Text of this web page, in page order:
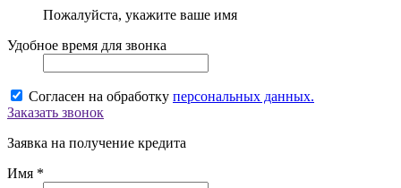
Пожалуйста, укажите ваше имя
Удобное время для звонка
Согласен на обработку персональных данных.
Заказать звонок
Заявка на получение кредита
Имя *